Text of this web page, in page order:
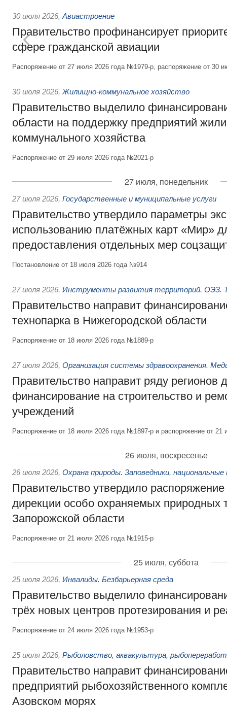
30 июля 2026, Авиастроение
Правительство профинансирует
сфере гражданской авиации
Распоряжение от 27 июля 2026 года №1979-р, распоряжение от 30
30 июля 2026, Жилищно-коммунальное хозяйство
Правительство выделило
области на поддержку предприятий
коммунального хозяйства
Распоряжение от 29 июля 2026 года №2021-р
27 июля, понедельник
27 июля 2026, Государственные и муниципальные услуги
Правительство утвердило параметры
использованию платёжных карт «Мир»
предоставления отдельных мер
Постановление от 18 июля 2026 года №914
27 июля 2026, Инструменты развития территорий. ОЭЗ.
Правительство направит
технопарка в Нижегородской области
Распоряжение от 18 июля 2026 года №1889-р
27 июля 2026, Организация системы здравоохранения.
Правительство направит ряду регионов
финансирование на строительство и
учреждений
Распоряжение от 18 июля 2026 года №1897-р и распоряжение от
26 июля, воскресенье
26 июля 2026, Охрана природы. Заповедники, национальные
Правительство утвердило
дирекции особо охраняемых природных
Запорожской области
Распоряжение от 21 июля 2026 года №1915-р
25 июля, суббота
25 июля 2026, Инвалиды. Безбарьерная среда
Правительство выделило
трёх новых центров протезирования и
Распоряжение от 24 июля 2026 года №1953-р
25 июля 2026, Рыболовство, аквакультура,
Правительство направит
предприятий рыбохозяйственного
Азовском морях